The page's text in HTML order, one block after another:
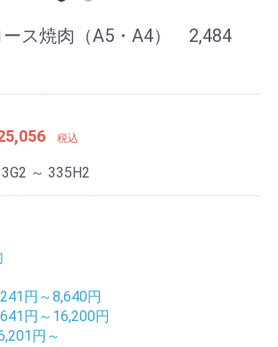
ース焼肉（A5・A4） 2,484
税込
～ 335H2
円～8,640円
円～16,200円
円～